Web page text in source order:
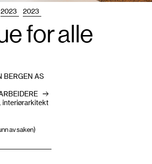
2023 2023
for alle
BERGEN AS
interiørarkitekt
av saken)